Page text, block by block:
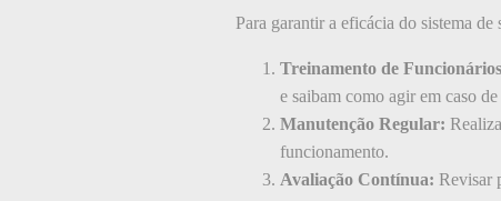
Para garantir a eficácia do sistema
Treinamento de
e saibam como agir em caso
Manutenção Regular:
funcionamento.
Avaliação Contínua: Revisar